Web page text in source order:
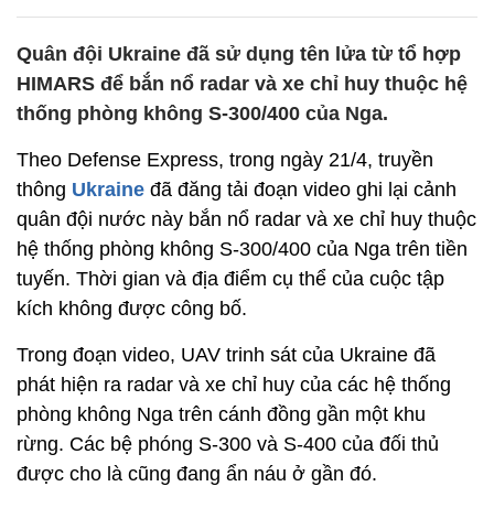
Quân đội Ukraine đã sử dụng tên lửa từ tổ hợp
HIMARS để bắn nổ radar và xe chỉ huy thuộc hệ
thống phòng không S-300/400 của Nga.
Theo Defense Express, trong ngày 21/4, truyền
thông Ukraine đã đăng tải đoạn video ghi lại cảnh
quân đội nước này bắn nổ radar và xe chỉ huy thuộc
hệ thống phòng không S-300/400 của Nga trên tiền
tuyến. Thời gian và địa điểm cụ thể của cuộc tập
kích không được công bố.
Trong đoạn video, UAV trinh sát của Ukraine đã
phát hiện ra radar và xe chỉ huy của các hệ thống
phòng không Nga trên cánh đồng gần một khu
rừng. Các bệ phóng S-300 và S-400 của đối thủ
được cho là cũng đang ẩn náu ở gần đó.